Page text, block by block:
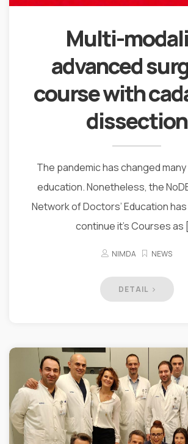
Multi-
advanced
course with
dissection
The pandemic has changed
education. Nonetheless, the
Network of Doctors’​ Education
continue it’s Courses as
NIMDA NEWS
DETAIL